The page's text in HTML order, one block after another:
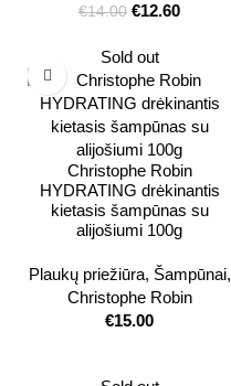
€14.00 €12.60
Sold out
Christophe Robin
HYDRATING drėkinantis
kietasis šampūnas su
alijošiumi 100g
Plaukų priežiūra, Šampūnai,
Christophe Robin
€15.00